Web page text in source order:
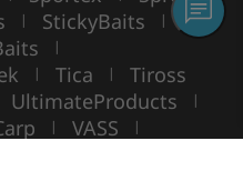
| StickyBaits |
|
| Tica | Tiross
UltimateProducts |
| VASS |